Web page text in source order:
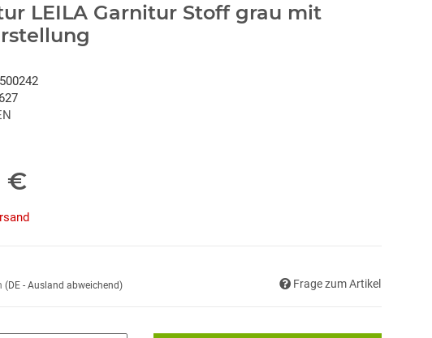
LEILA Garnitur Stoff grau mit
€
(DE - Ausland abweichend) Frage zum Artikel